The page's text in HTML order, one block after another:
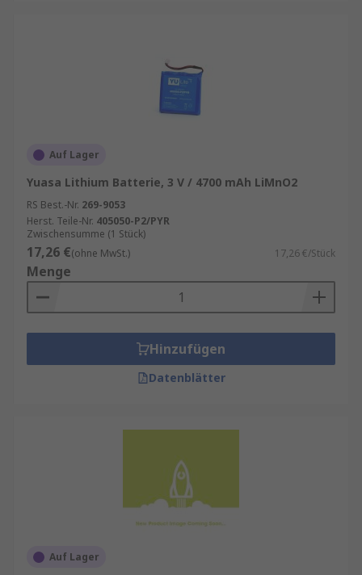
Auf Lager
Yuasa Lithium Batterie, 3 V / 4700 mAh LiMnO2
RS Best.-Nr. 269-9053
Herst. Teile-Nr. 405050-P2/PYR
Zwischensumme (1 Stück)
17,26 €(ohne MwSt.) 17,26 €/Stück
Menge
Hinzufügen
Datenblätter
Auf Lager